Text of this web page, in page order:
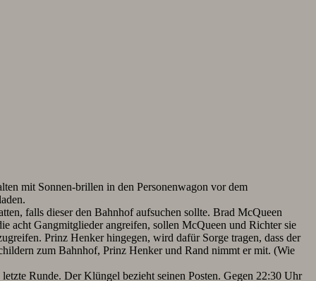
mit Sonnen-brillen in den Personenwagon vor dem
falls dieser den Bahnhof aufsuchen sollte. Brad McQueen
acht Gangmitglieder angreifen, sollen McQueen und Richter sie
Prinz Henker hingegen, wird dafür Sorge tragen, dass der
zum Bahnhof, Prinz Henker und Rand nimmt er mit. (Wie
Runde. Der Klüngel bezieht seinen Posten. Gegen 22:30 Uhr